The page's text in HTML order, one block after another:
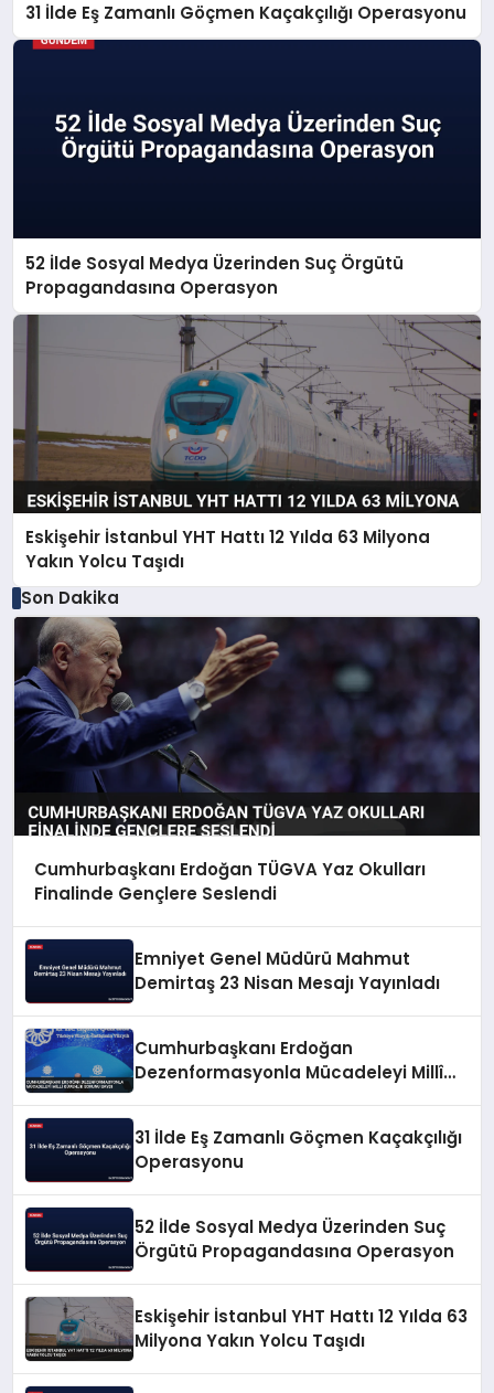
31 İlde Eş Zamanlı Göçmen Kaçakçılığı Operasyonu
52 İlde Sosyal Medya Üzerinden Suç Örgütü
Propagandasına Operasyon
Eskişehir İstanbul YHT Hattı 12 Yılda 63 Milyona
Yakın Yolcu Taşıdı
Son Dakika
Cumhurbaşkanı Erdoğan TÜGVA Yaz Okulları
Finalinde Gençlere Seslendi
Emniyet Genel Müdürü Mahmut
Demirtaş 23 Nisan Mesajı Yayınladı
Cumhurbaşkanı Erdoğan
Dezenformasyonla Mücadeleyi Millî
31 İlde Eş Zamanlı Göçmen Kaçakçılığı
Operasyonu
52 İlde Sosyal Medya Üzerinden Suç
Örgütü Propagandasına Operasyon
Eskişehir İstanbul YHT Hattı 12 Yılda 63
Milyona Yakın Yolcu Taşıdı